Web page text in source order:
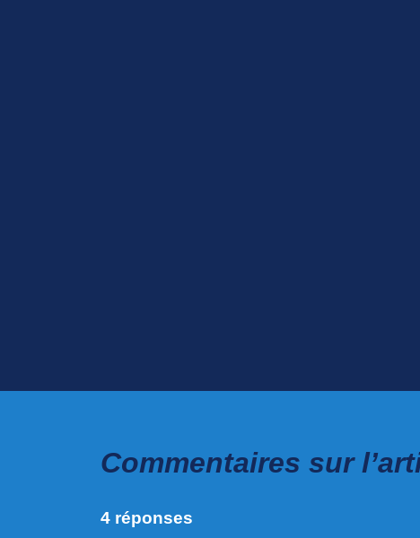
Commentaires sur
4 réponses